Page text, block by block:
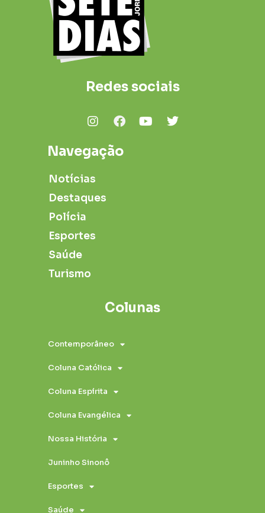
Redes sociais
Navegação
Notícias
Destaques
Polícia
Esportes
Saúde
Turismo
Colunas
Contemporâneo
Coluna Católica
Coluna Espírita
Coluna Evangélica
Nossa História
Juninho Sinonô
Esportes
Saúde